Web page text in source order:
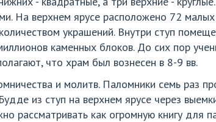
На верхнем ярусе расположено 72
украшений. Внутри ступ
каменных блоков. До сих пор
что храм был вознесен в 8-9 вв.
и молитв. Паломники семь раз
из ступ на верхнем ярусе через
рассматривать как огромную книгу для